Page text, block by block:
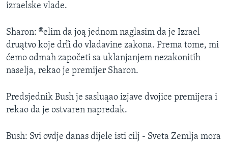
izraelske vlade.
Sharon: ®elim da joą jednom naglasim da je Izrael
druątvo koje drľi do vladavine zakona. Prema tome, mi
ćemo odmah započeti sa uklanjanjem nezakonitih
naselja, rekao je premijer Sharon.
Predsjednik Bush je sasluąao izjave dvojice premijera i
rekao da je ostvaren napredak.
Bush: Svi ovdje danas dijele isti cilj - Sveta Zemlja mora